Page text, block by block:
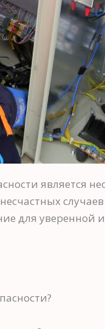
является
для уверенной